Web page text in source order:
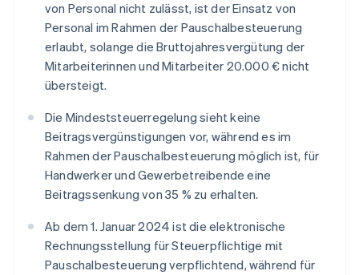
von Personal nicht zulässt, ist der Einsatz von
Personal im Rahmen der Pauschalbesteuerung
erlaubt, solange die Bruttojahresvergütung der
Mitarbeiterinnen und Mitarbeiter 20.000 € nicht
übersteigt.
Die Mindeststeuerregelung sieht keine
Beitragsvergünstigungen vor, während es im
Rahmen der Pauschalbesteuerung möglich ist, für
Handwerker und Gewerbetreibende eine
Beitragssenkung von 35 % zu erhalten.
Ab dem 1. Januar 2024 ist die elektronische
Rechnungsstellung für Steuerpflichtige mit
Pauschalbesteuerung verpflichtend, während für